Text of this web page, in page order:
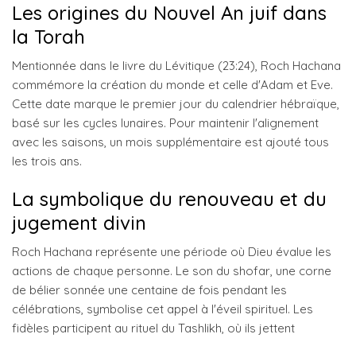
Les origines du Nouvel An juif dans
la Torah
Mentionnée dans le livre du Lévitique (23:24), Roch Hachana
commémore la création du monde et celle d'Adam et Eve.
Cette date marque le premier jour du calendrier hébraïque,
basé sur les cycles lunaires. Pour maintenir l'alignement
avec les saisons, un mois supplémentaire est ajouté tous
les trois ans.
La symbolique du renouveau et du
jugement divin
Roch Hachana représente une période où Dieu évalue les
actions de chaque personne. Le son du shofar, une corne
de bélier sonnée une centaine de fois pendant les
célébrations, symbolise cet appel à l'éveil spirituel. Les
fidèles participent au rituel du Tashlikh, où ils jettent